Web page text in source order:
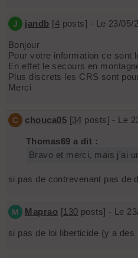
J jandb [4 posts] - Le 23/05/
Bonjour
Pour votre information ce sont
En effet le secours en
Plus discrets les CRS sont
Merci
C chouca05 [34 posts] - Le
Thomas69 a dit :
Bravo et merci, mais j'ai
si pas de contrevenant pas de
M Maprao [130 posts] - Le
si pas de loi liberticide (y a